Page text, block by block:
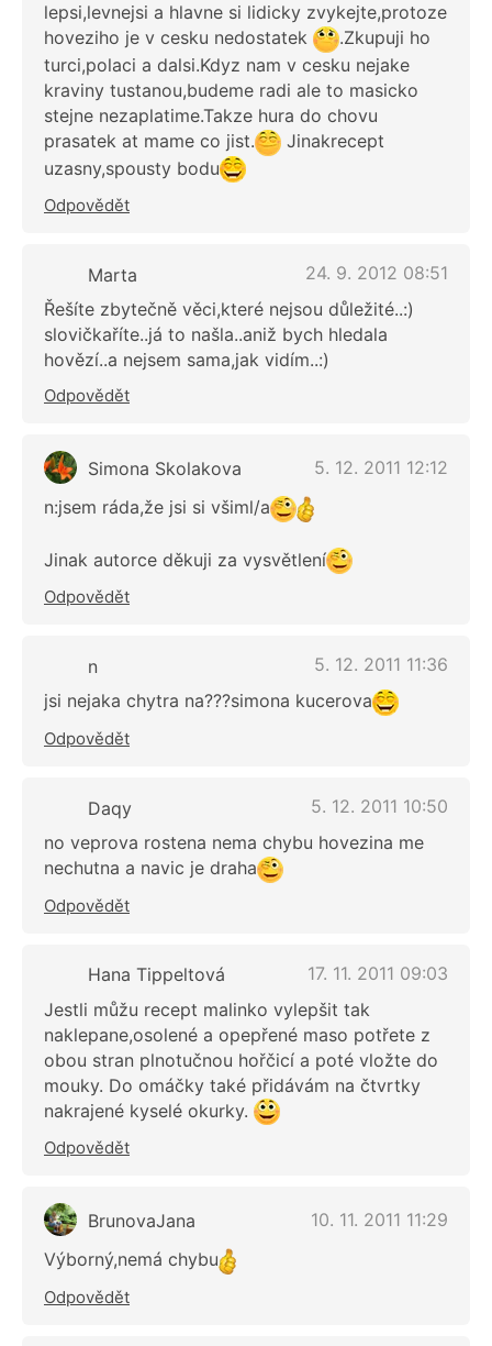
lepsi,levnejsi a hlavne si lidicky zvykejte,protoze
hoveziho je v cesku nedostatek
.Zkupuji ho
turci,polaci a dalsi.Kdyz nam v cesku nejake
kraviny tustanou,budeme radi ale to masicko
stejne nezaplatime.Takze hura do chovu
prasatek at mame co jist.
Jinakrecept
uzasny,spousty bodu
Odpovědět
Marta
24. 9. 2012 08:51
Řešíte zbytečně věci,které nejsou důležité..:)
slovičkaříte..já to našla..aniž bych hledala
hovězí..a nejsem sama,jak vidím..:)
Odpovědět
Simona Skolakova
5. 12. 2011 12:12
n:jsem ráda,že jsi si všiml/a
Jinak autorce děkuji za vysvětlení
Odpovědět
n
5. 12. 2011 11:36
jsi nejaka chytra na???simona kucerova
Odpovědět
Daqy
5. 12. 2011 10:50
no veprova rostena nema chybu hovezina me
nechutna a navic je draha
Odpovědět
Hana Tippeltová
17. 11. 2011 09:03
Jestli můžu recept malinko vylepšit tak
naklepane,osolené a opepřené maso potřete z
obou stran plnotučnou hořčicí a poté vložte do
mouky. Do omáčky také přidávám na čtvrtky
nakrajené kyselé okurky.
Odpovědět
BrunovaJana
10. 11. 2011 11:29
Výborný,nemá chybu
Odpovědět